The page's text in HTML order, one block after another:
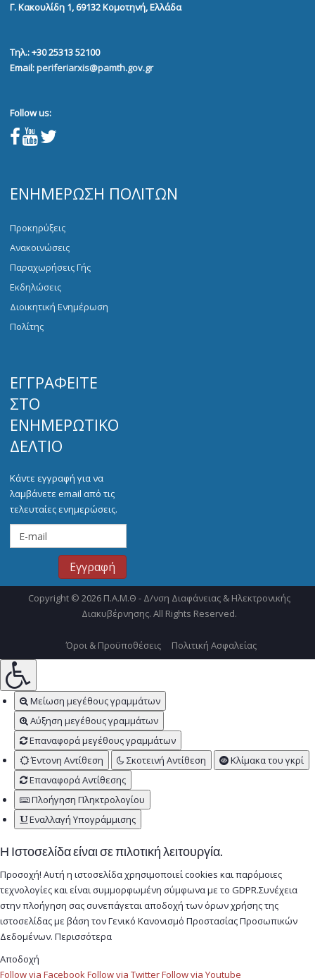
Γ. Κακουλίδη 1, 69132Κομοτηνή, Ελλάδα
Τηλ.: +30 25313 52100
Email:periferiarxis@pamth.gov.gr
Follow us:
ΕΝΗΜΈΡΩΣΗ ΠΟΛΙΤΏΝ
Προκηρύξεις
Ανακοινώσεις
Παραχωρήσεις Γής
Εκδηλώσεις
Διοικητική Ενημέρωση
Πολίτης
ΕΓΓΡΑΦΕΊΤΕ
ΣΤΟ
ΕΝΗΜΕΡΩΤΙΚΌ
ΔΕΛΤΊΟ
Κάντε εγγραφή για να
λαμβάνετε email από τις
τελευταίες ενημερώσεις.
Copyright © 2026 Π.Α.Μ.Θ - Δ/νση Διαφάνειας & Ηλεκτρονικής
Διακυβέρνησης. All Rights Reserved.
Όροι & Προϋποθέσεις Πολιτική Ασφαλείας
Μείωση μεγέθους γραμμάτων
Αύξηση μεγέθους γραμμάτων
Επαναφορά μεγέθους γραμμάτων
Έντονη Αντίθεση
Σκοτεινή Αντίθεση
Κλίμακα του γκρί
Επαναφορά Αντίθεσης
Πλοήγηση Πληκτρολογίου
Εναλλαγή Υπογράμμισης
Η Ιστοσελίδα είναι σε πιλοτική λειτουργία.
Προσοχή! Αυτή η ιστοσελίδα χρησιμοποιεί cookies και παρόμοιες
τεχνολογίες και είναι συμμορφωμένη σύμφωνα με το GDPR.Συνέχεια
στην πλοήγηση σας συνεπάγεται αποδοχή των όρων χρήσης της
ιστοσελίδας με βάση τον Γενικό Κανονισμό Προστασίας Προσωπικών
Δεδομένων. Περισσότερα
Αποδοχή
Follow via FacebookFollow via TwitterFollow via Youtube